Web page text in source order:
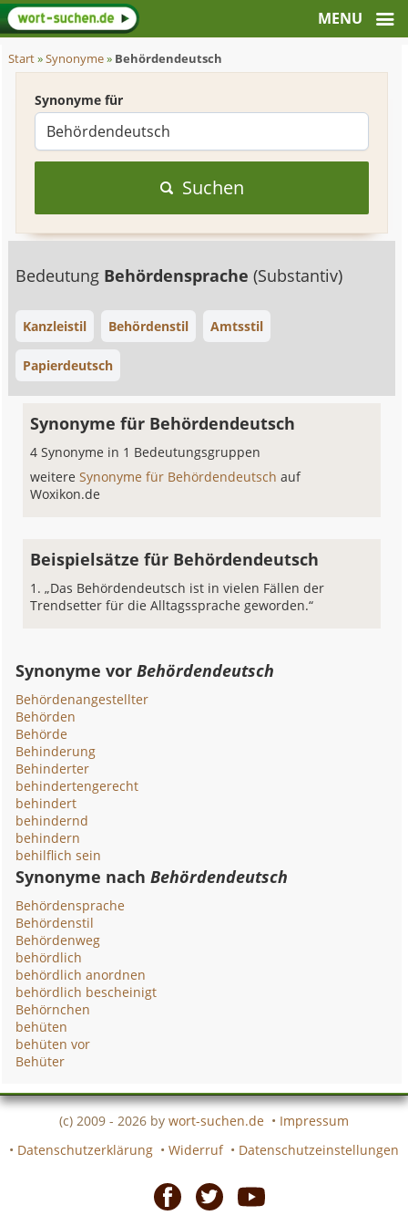
Start»Synonyme» Behördendeutsch
Synonyme für
Suchen
Bedeutung Behördensprache(Substantiv)
Kanzleistil Behördenstil Amtsstil
Papierdeutsch
Synonyme für Behördendeutsch
4 Synonyme in 1 Bedeutungsgruppen
weitereSynonyme für Behördendeutschauf
Woxikon.de
Beispielsätze für Behördendeutsch
„Das Behördendeutsch ist in vielen Fällen der
Trendsetter für die Alltagssprache geworden.“
Synonyme vorBehördendeutsch
Behördenangestellter
Behörden
Behörde
Behinderung
Behinderter
behindertengerecht
behindert
behindernd
behindern
behilflich sein
Synonyme nachBehördendeutsch
Behördensprache
Behördenstil
Behördenweg
behördlich
behördlich anordnen
behördlich bescheinigt
Behörnchen
behüten
behüten vor
Behüter
(c) 2009 - 2026 by wort-suchen.de • Impressum
• Datenschutzerklärung • Widerruf • Datenschutzeinstellungen